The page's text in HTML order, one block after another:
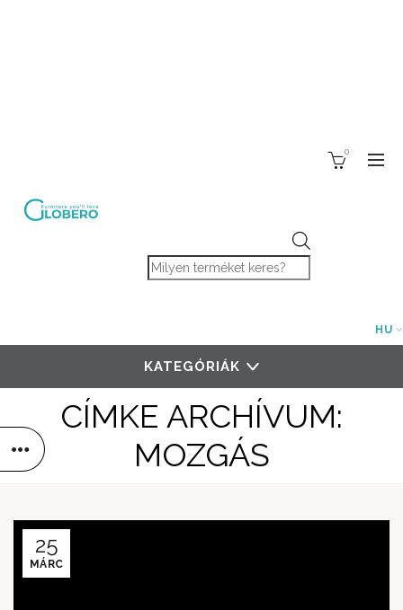
Products search
0
HU
KATEGÓRIÁK
CÍMKE ARCHÍVUM:
MOZGÁS
25
MÁRC